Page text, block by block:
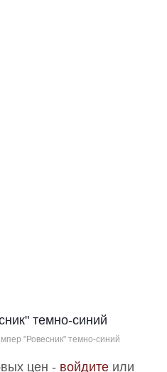
темно-синий
"Ровесник" темно-синий
цен - войдите или